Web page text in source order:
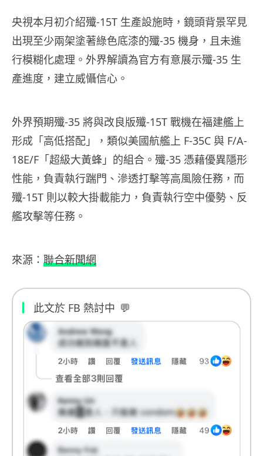
央視本月初介紹殲-15T 生產設施時，鏡頭背景罕見
出現至少兩架塗著綠色底漆的殲-35 機身，且未進
行模糊化處理。外界解讀為官方有意展示殲-35 生
產進度，建立威懾信心。
外界預期殲-35 將與改良版殲-15T 戰機在福建艦上
形成「高低搭配」，類似美國航艦上 F-35C 與 F/A-
18E/F「超級大黃蜂」的組合。殲-35 憑藉優異隱形
性能，負責執行踹門、滲透打擊等高風險任務，而
殲-15T 則以較大掛載能力，負責執行空中優勢、反
艦攻擊等任務。
來源： 聯合新聞網
此文於 FB 熱討中 💬